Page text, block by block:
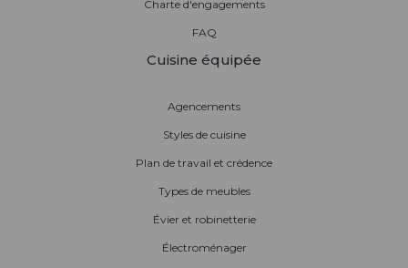
Charte d'engagements
FAQ
Cuisine équipée
Agencements
Styles de cuisine
Plan de travail et crédence
Types de meubles
Évier et robinetterie
Électroménager